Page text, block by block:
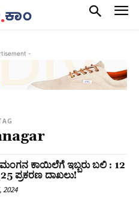
-
ಮಂಗನ ಕಾಯಿಲೆಗೆ ಇಬ್ಬರು ಬಲಿ : 12
ಪ್ರಕರಣ ದಾಖಲು!
2024